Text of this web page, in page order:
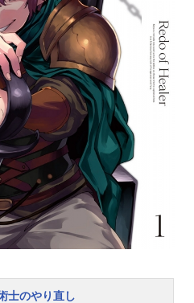
り上がれ！ 現代バトルファ
ー開幕！作品名モブから始ま
英雄譚放送形態TVアニメスケ
ル2024年7月6日（土）〜2024
21日（土）TOKYOMX・BS日
か話数全12話キャスト高木海
住有哉葛城春香：和氣あず未
ィー：花澤香菜ルシェリア：
優神宮寺愛理：青山吉能森山
北守さいか田辺光梨：辻森梓
ッフ原作：海翔キャラクター
あるみっく監督：小林智樹シ
構成：筆安一幸キャラクター
ン：安田祥子音楽：井内啓二
StarryCube制作：モブから始
作委員会主題歌OP：「UpSta
士のやり直し